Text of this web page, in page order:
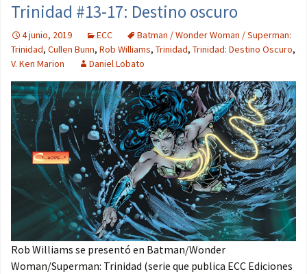
Trinidad #13-17: Destino oscuro
4 junio, 2019 ECC
Batman / Wonder Woman / Superman:
Trinidad, Cullen Bunn, Rob Williams, Trinidad, Trinidad: Destino Oscuro,
V. Ken Marion
Daniel Lobato
Rob Williams se presentó en Batman/Wonder
Woman/Superman: Trinidad (serie que publica ECC Ediciones